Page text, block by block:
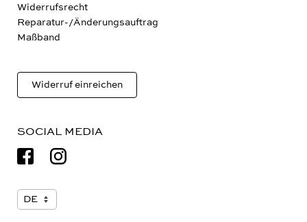
Widerrufsrecht
Reparatur-/Änderungsauftrag
Maßband
Widerruf einreichen
SOCIAL MEDIA